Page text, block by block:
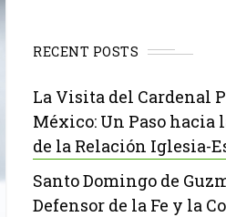
RECENT POSTS
La Visita del Cardenal
México: Un Paso hacia
de la Relación Iglesia-
Santo Domingo de
Defensor de la Fe y la